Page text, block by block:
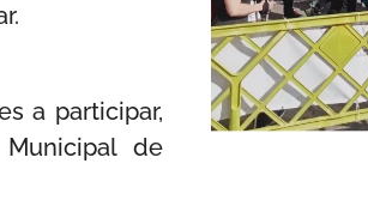
a participar,
de